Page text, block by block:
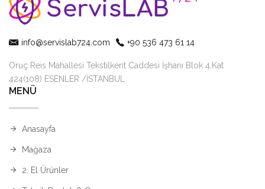
info@servislab724.com +90 536 473 61 14
Oruç Reis Mahallesi Tekstilkent Caddesi İşhanı Blok 4.Kat
424(108) ESENLER /İSTANBUL
MENÜ
Anasayfa
Mağaza
2. El Ürünler